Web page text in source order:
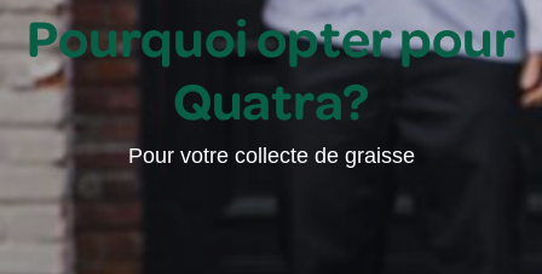
Pourquoi opter pour
Quatra?
Pour votre collecte de graisse